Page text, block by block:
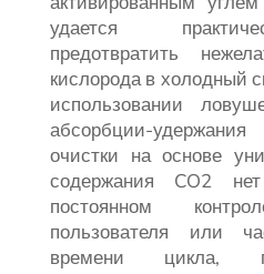
удается
предотвратить
кислорода в холодный
использовании
абсорбции-
очистки на основе
содержания CO2
постоянном
пользователя или
времени цикла,